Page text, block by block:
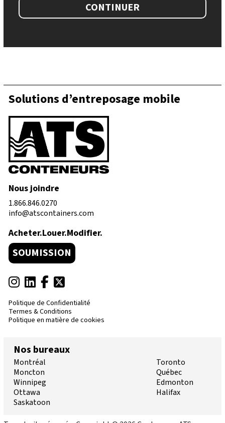
CONTINUER
Solutions d’entreposage mobile
Nous joindre
1.866.846.0270
info@atscontainers.com
Acheter.Louer.Modifier.
SOUMISSION
Politique de Confidentialité
Termes & Conditions
Politique en matière de cookies
Nos bureaux
Montréal
Toronto
Moncton
Québec
Winnipeg
Edmonton
Ottawa
Halifax
Saskatoon